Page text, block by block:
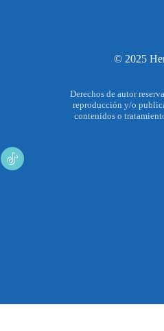
tiktok2
© 2025
Derechos de autor
reproducción y/o
contenidos o